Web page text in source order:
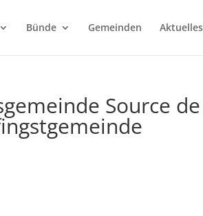
Bünde Gemeinden Aktuelles
Source